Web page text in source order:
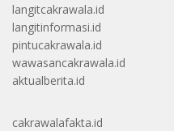
langitcakrawala.id
langitinformasi.id
pintucakrawala.id
wawasancakrawala.id
aktualberita.id
cakrawalafakta.id